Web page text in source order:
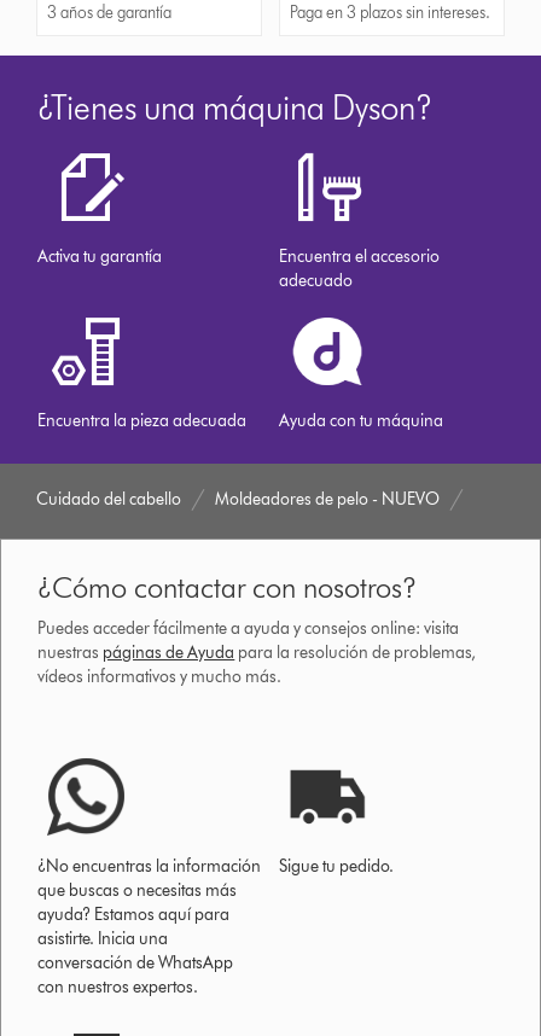
3 años de garantía Paga en 3 plazos sin intereses.
¿Tienes una máquina Dyson?
Activa tu garantía
Encuentra el accesorio
adecuado
Encuentra la pieza adecuada Ayuda con tu máquina
Cuidado del cabello Moldeadores de pelo - NUEVO
¿Cómo contactar con nosotros?
Puedes acceder fácilmente a ayuda y consejos online: visita
nuestras páginas de Ayuda para la resolución de problemas,
vídeos informativos y mucho más.
¿No encuentras la información
que buscas o necesitas más
ayuda? Estamos aquí para
asistirte. Inicia una
conversación de WhatsApp
con nuestros expertos.
Sigue tu pedido.